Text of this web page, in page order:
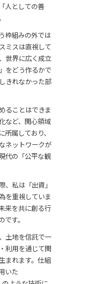
人としての善
枠組みの外では
ミスは直視して
世界に広く成立
をどう作るかで
きれなかった部
ることはできま
など、関心領域
属しており、
ネットワークが
代の「公平な観
、私は「出資」
を重視していま
来を共に創る行
す。
土地を信託で一
利用を通じて関
まれます。仕組
いた